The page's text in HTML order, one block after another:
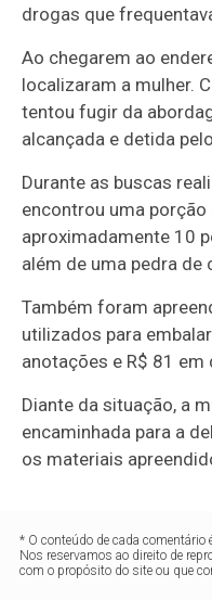
drogas que
Ao chegarem ao
localizaram a mulher.
tentou fugir da
alcançada e detida
Durante as buscas
encontrou uma
aproximadamente 10
além de uma pedra de
Também foram
utilizados para
anotações e R$ 81 em
Diante da situação, a
encaminhada para a
os materiais
* O conteúdo de cada comentário
Nos reservamos ao direito de
com o propósito do site ou que